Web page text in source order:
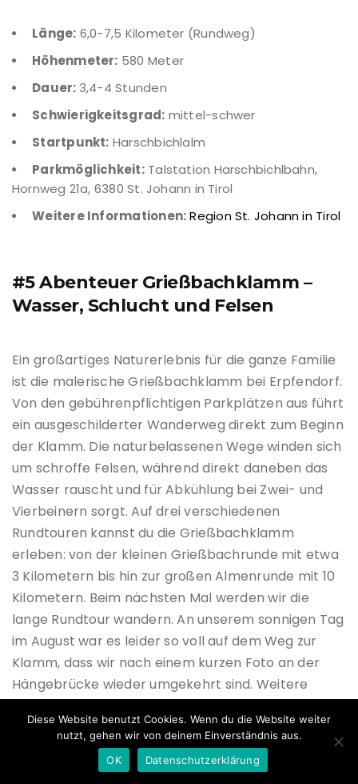
Länge: 6,0-7,5 Kilometer (Rundweg)
Höhenmeter: 580 Meter
Dauer: 3,4-4 Stunden
Schwierigkeitsgrad: mittel-schwer
Startpunkt: Harschbichlalm
Parkmöglichkeit:Talstation Harschbichlbahn,
Hornweg 21a, 6380 St. Johann in Tirol
Weitere Informationen: Region St. Johann in Tirol
#5 Abenteuer Grießbachklamm –
Wasser, Schlucht und Felsen
Ein großartiges Naturerlebnis für die ganze Familie
ist die malerische Grießbachklamm bei Erpfendorf.
Von den gebührenpflichtigen Parkplätzen aus führt
ein ausgeschilderter Wanderweg direkt zum Beginn
der Klamm. Die naturbelassenen Wege winden sich
um schroffe Felsen, während direkt daneben das
Wasser rauscht und für Abkühlung bei Zwei- und
Vierbeinern sorgt. Auf drei verschiedenen
Rundtouren kannst du die Grießbachklamm
erleben: von der kleinen Grießbachrunde mit etwa
3 Kilometern bis hin zur großen Almenrunde mit 10
Kilometern. Beim nächsten Mal werden wir die
lange Rundtour wandern. An unserem sonnigen Tag
im August war es leider so voll auf dem Weg zur
Klamm, dass wir nach einem kurzen Foto an der
Hängebrücke wieder umgekehrt sind. Weitere
Region St. Johann in Tirol.
Diese Website benutzt Cookies. Wenn du die Website weiter
nutzt, gehen wir von deinem Einverständnis aus.
OK
Datenschutzerklärung